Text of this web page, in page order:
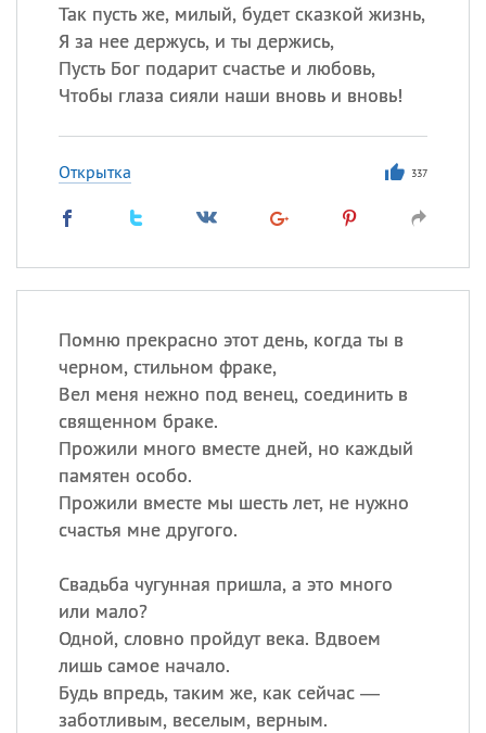
Так пусть же, милый, будет сказкой жизнь,
Я за нее держусь, и ты держись,
Пусть Бог подарит счастье и любовь,
Чтобы глаза сияли наши вновь и вновь!
Открытка 337
Помню прекрасно этот день, когда ты в
черном, стильном фраке,
Вел меня нежно под венец, соединить в
священном браке.
Прожили много вместе дней, но каждый
памятен особо.
Прожили вместе мы шесть лет, не нужно
счастья мне другого.
Свадьба чугунная пришла, а это много
или мало?
Одной, словно пройдут века. Вдвоем
лишь самое начало.
Будь впредь, таким же, как сейчас —
заботливым, веселым, верным.
Анатолий, Афанасий,
,Еще
Посмотреть значениеи
происхождение